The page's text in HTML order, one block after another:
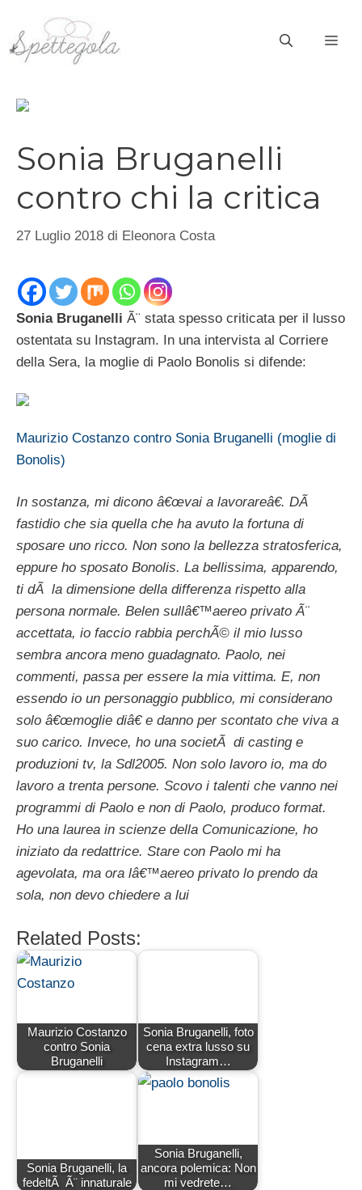
contenuto
Sonia Bruganelli
contro chi la critica
27 Luglio 2018 di Eleonora Costa
Sonia Bruganelli Ã¨ stata spesso criticata per il lusso
ostentata su Instagram. In una intervista al Corriere
della Sera, la moglie di Paolo Bonolis si difende:
Maurizio Costanzo contro Sonia Bruganelli (moglie di
Bonolis)
In sostanza, mi dicono â€œvai a lavorareâ€. DÃ
fastidio che sia quella che ha avuto la fortuna di
sposare uno ricco. Non sono la bellezza stratosferica,
eppure ho sposato Bonolis. La bellissima, apparendo,
ti dÃ la dimensione della differenza rispetto alla
persona normale. Belen sullâ€™aereo privato Ã¨
accettata, io faccio rabbia perchÃ© il mio lusso
sembra ancora meno guadagnato. Paolo, nei
commenti, passa per essere la mia vittima. E, non
essendo io un personaggio pubblico, mi considerano
solo â€œmoglie diâ€ e danno per scontato che viva a
suo carico. Invece, ho una societÃ di casting e
produzioni tv, la Sdl2005. Non solo lavoro io, ma do
lavoro a trenta persone. Scovo i talenti che vanno nei
programmi di Paolo e non di Paolo, produco format.
Ho una laurea in scienze della Comunicazione, ho
iniziato da redattrice. Stare con Paolo mi ha
agevolata, ma ora lâ€™aereo privato lo prendo da
sola, non devo chiedere a lui
Related Posts:
Maurizio Costanzo
contro Sonia
Bruganelli
Sonia Bruganelli, foto
cena extra lusso su
Instagram…
Sonia Bruganelli, la
fedeltÃ Ã¨ innaturale
Sonia Bruganelli,
ancora polemica: Non
mi vedrete…